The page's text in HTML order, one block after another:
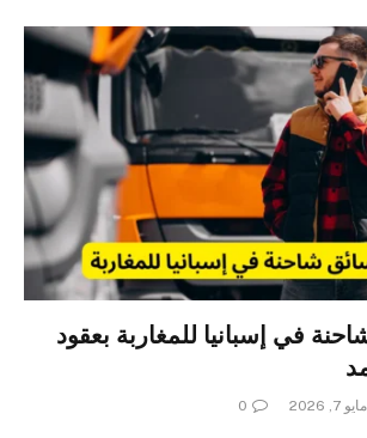
في إسبانيا للمغاربة بعقود
مايو 7, 2026 0